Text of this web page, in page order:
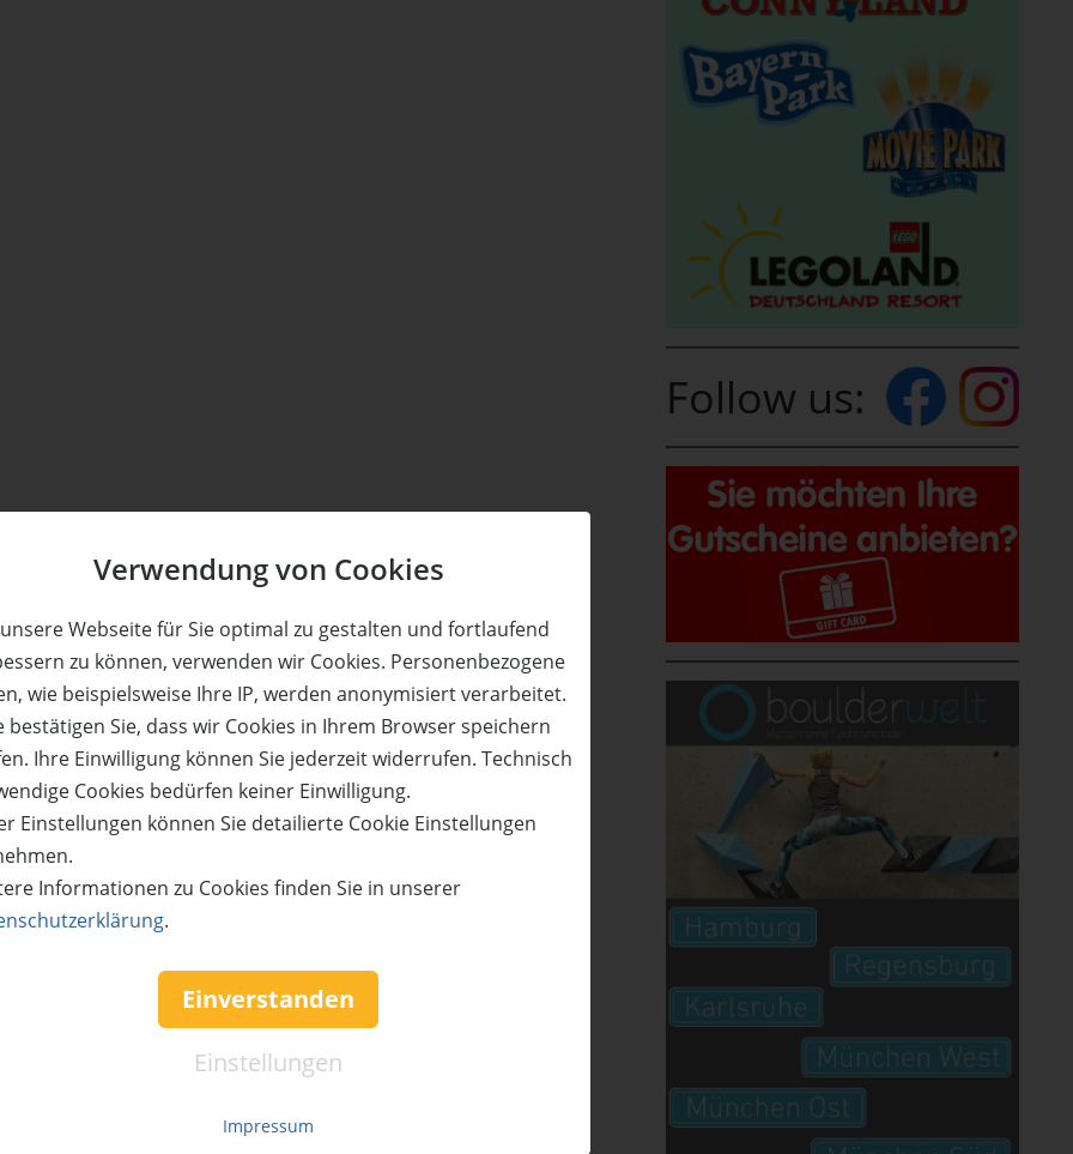
Verwendung von Cookies
Webseite für Sie optimal zu gestalten und fortlaufend
zu können, verwenden wir Cookies. Personenbezogene
wie beispielsweise Ihre IP, werden anonymisiert verarbeitet.
bestätigen Sie, dass wir Cookies in Ihrem Browser speichern
Ihre Einwilligung können Sie jederzeit widerrufen. Technisch
Cookies bedürfen keiner Einwilligung.
Einstellungen können Sie detailierte Cookie Einstellungen
Informationen zu Cookies finden Sie in unserer
.
Einverstanden
Einstellungen
Impressum
Follow us: